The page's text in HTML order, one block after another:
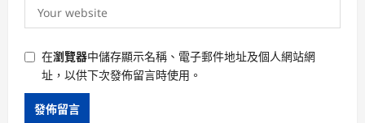
在瀏覽器中儲存顯示名稱、電子郵件地址及個人網站網
址，以供下次發佈留言時使用。